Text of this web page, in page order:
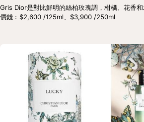
Gris Dior是對比鮮明的絲柏玫瑰調，柑橘、花香和
價錢﹕$2,600 /125ml、$3,900 /250ml